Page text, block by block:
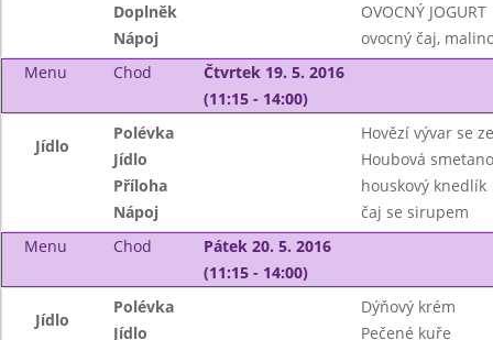
Doplněk
OVOCNÝ JOGURT
Nápoj
ovocný čaj,
Menu
Chod
Čtvrtek 19. 5. 2016
(11:15 - 14:00)
Jídlo
Polévka
Hovězí vývar se
Jídlo
Houbová
Příloha
houskový knedlík
Nápoj
čaj se sirupem
Menu
Chod
Pátek 20. 5. 2016
(11:15 - 14:00)
Jídlo
Polévka
Dýňový krém
Jídlo
Pečené kuře